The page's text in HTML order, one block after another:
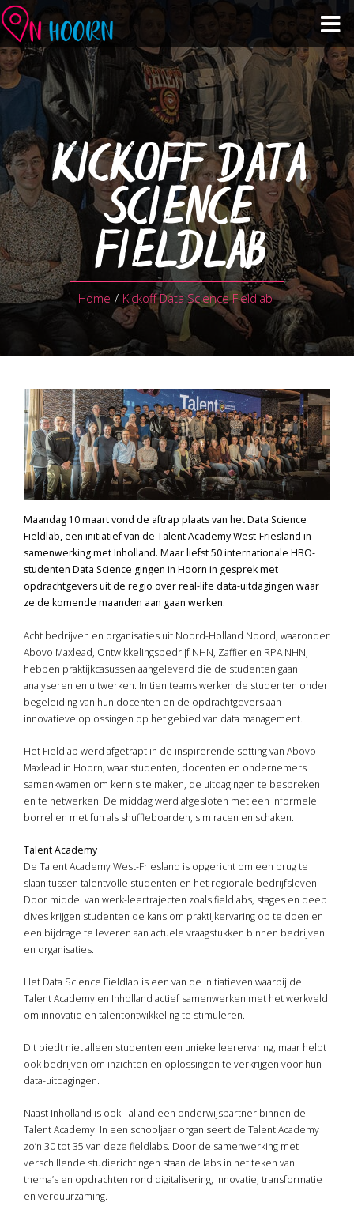
Agenda
Zien & Doen
Winkelen & Horeca
Over Hoorn
Plan je bezoek
KICKOFF DATA
SCIENCE
FIELDLAB
Home / Kickoff Data Science Fieldlab
Maandag 10 maart vond de aftrap plaats van het Data Science
Fieldlab, een initiatief van de Talent Academy West-Friesland in
samenwerking met Inholland. Maar liefst 50 internationale HBO-
studenten Data Science gingen in Hoorn in gesprek met
opdrachtgevers uit de regio over real-life data-uitdagingen waar
ze de komende maanden aan gaan werken.
Acht bedrijven en organisaties uit Noord-Holland Noord, waaronder
Abovo Maxlead, Ontwikkelingsbedrijf NHN, Zaffier en RPA NHN,
hebben praktijkcasussen aangeleverd die de studenten gaan
analyseren en uitwerken. In tien teams werken de studenten onder
begeleiding van hun docenten en de opdrachtgevers aan
innovatieve oplossingen op het gebied van data management.
Het Fieldlab werd afgetrapt in de inspirerende setting van Abovo
Maxlead in Hoorn, waar studenten, docenten en ondernemers
samenkwamen om kennis te maken, de uitdagingen te bespreken
en te netwerken. De middag werd afgesloten met een informele
borrel en met fun als shuffleboarden, sim racen en schaken.
Talent Academy
De Talent Academy West-Friesland is opgericht om een brug te
slaan tussen talentvolle studenten en het regionale bedrijfsleven.
Door middel van werk-leertrajecten zoals fieldlabs, stages en deep
dives krijgen studenten de kans om praktijkervaring op te doen en
een bijdrage te leveren aan actuele vraagstukken binnen bedrijven
en organisaties.
Het Data Science Fieldlab is een van de initiatieven waarbij de
Talent Academy en Inholland actief samenwerken met het werkveld
om innovatie en talentontwikkeling te stimuleren.
Dit biedt niet alleen studenten een unieke leerervaring, maar helpt
ook bedrijven om inzichten en oplossingen te verkrijgen voor hun
data-uitdagingen.
Naast Inholland is ook Talland een onderwijspartner binnen de
Talent Academy. In een schooljaar organiseert de Talent Academy
zo’n 30 tot 35 van deze fieldlabs. Door de samenwerking met
verschillende studierichtingen staan de labs in het teken van
thema’s en opdrachten rond digitalisering, innovatie, transformatie
en verduurzaming.